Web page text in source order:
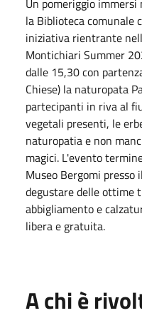
la Biblioteca comunale
iniziativa rientrante
Montichiari Summer
dalle 15,30 con
Chiese) la naturopata
partecipanti in riva al
vegetali presenti, le
naturopatia e non
magici. L'evento
Museo Bergomi presso
degustare delle ottime
abbigliamento e
libera e gratuita.
A chi è